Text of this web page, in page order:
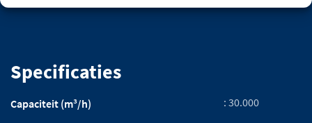
Specificaties
Capaciteit (m³/h) : 30.000